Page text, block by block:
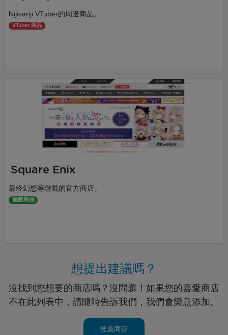
Nijisanji VTuber的周邊商品。
VTuber 商品
Square Enix
最終幻想等遊戲的官方商店。
遊戲商品
想提出建議嗎？
沒找到您想要的商店嗎？沒問題！如果您的喜愛商店
不在此列表中，請隨時告訴我們，我們會樂意添加。
推薦商店